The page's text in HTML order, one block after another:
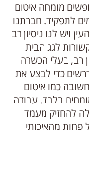
מומחה איטום
לתפקיד. חברתנו
ויש לנו ניסיון רב
לגג הבית
רב, בעלי הכשרה
כדי לבצע את
כמו איטום
בלבד. עבודה
להחזיק מעמד
פחות מהאיכותי